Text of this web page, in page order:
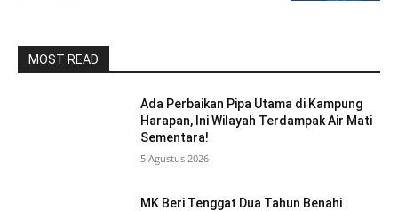
MOST READ
Ada Perbaikan Pipa Utama di Kampung
Harapan, Ini Wilayah Terdampak Air Mati
Sementara!
5 Agustus 2026
MK Beri Tenggat Dua Tahun Benahi